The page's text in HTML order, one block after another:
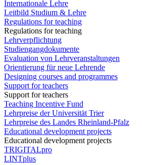
Internationale Lehre
Leitbild Studium & Lehre
Regulations for teaching
Regulations for teaching
Lehrverpflichtung
Studiengangdokumente
Evaluation von Lehrveranstaltungen
Orientierung für neue Lehrende
Designing courses and programmes
Support for teachers
Support for teachers
Teaching Incentive Fund
Lehrpreise der Universität Trier
Lehrpreise des Landes Rheinland-Pfalz
Educational development projects
Educational development projects
TRIGITALpro
LINTplus